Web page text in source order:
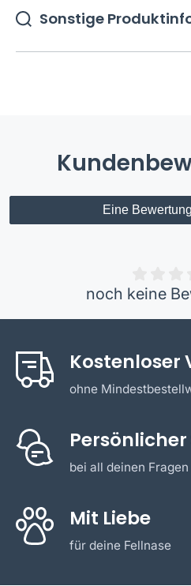
Sonstige
Eine
noch keine
Kostenloser
ohne
bei all deinen Fragen
Mit Liebe
für deine Fellnase